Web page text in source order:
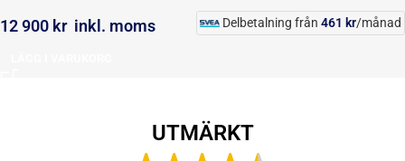
12 900 kr inkl. moms Delbetalning från 461 kr/månad
UTMÄRKT